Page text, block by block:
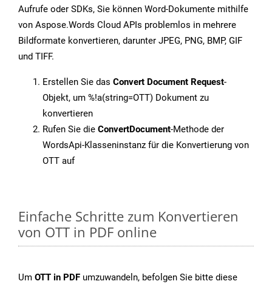
Aufrufe oder SDKs, Sie können Word-Dokumente mithilfe
von Aspose.Words Cloud APIs problemlos in mehrere
Bildformate konvertieren, darunter JPEG, PNG, BMP, GIF
und TIFF.
Erstellen Sie das Convert Document Request-
Objekt, um %!a(string=OTT) Dokument zu
konvertieren
Rufen Sie die ConvertDocument-Methode der
WordsApi-Klasseninstanz für die Konvertierung von
OTT auf
Einfache Schritte zum Konvertieren
von OTT in PDF online
Um OTT in PDF umzuwandeln, befolgen Sie bitte diese